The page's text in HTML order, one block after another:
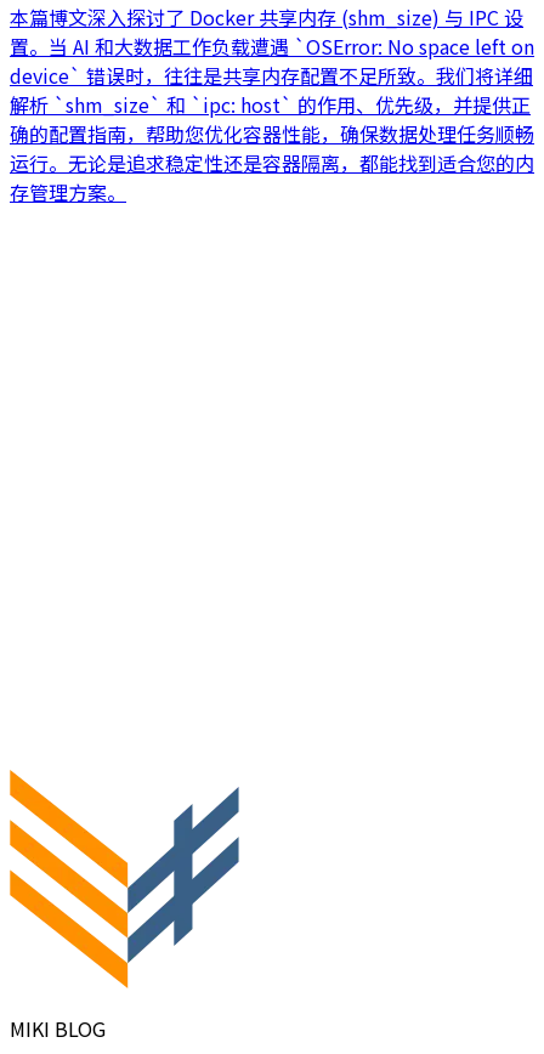
本篇博文深入探讨了 Docker 共享内存 (shm_size) 与 IPC 设
置。当 AI 和大数据工作负载遭遇 `OSError: No space left on
device` 错误时，往往是共享内存配置不足所致。我们将详细
解析 `shm_size` 和 `ipc: host` 的作用、优先级，并提供正
确的配置指南，帮助您优化容器性能，确保数据处理任务顺畅
运行。无论是追求稳定性还是容器隔离，都能找到适合您的内
存管理方案。
MIKI BLOG